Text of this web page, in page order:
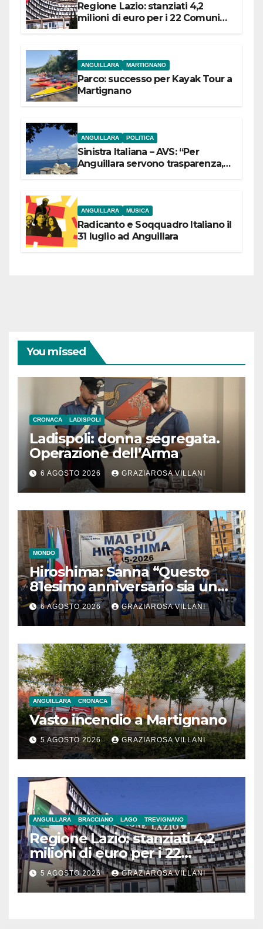
Regione Lazio: stanziati 4,2
milioni di euro per i 22 Comuni
ANGUILLARA MARTIGNANO
Parco: successo per Kayak Tour a
Martignano
ANGUILLARA POLITICA
Sinistra Italiana – AVS: “Per
Anguillara servono trasparenza,
ANGUILLARA MUSICA
Radicanto e Soqquadro Italiano il
31 luglio ad Anguillara
You missed
CRONACA LADISPOLI
Ladispoli: donna segregata.
Operazione dell’Arma
6 AGOSTO 2026 GRAZIAROSA VILLANI
MONDO
Hiroshima: Sanna “Questo
81esimo anniversario sia un
monito per tutti”
6 AGOSTO 2026 GRAZIAROSA VILLANI
ANGUILLARA CRONACA
Vasto incendio a Martignano
5 AGOSTO 2026 GRAZIAROSA VILLANI
ANGUILLARA BRACCIANO LAGO TREVIGNANO
Regione Lazio: stanziati 4,2
milioni di euro per i 22
Comuni dell’Etruria
Meridionale
5 AGOSTO 2026 GRAZIAROSA VILLANI